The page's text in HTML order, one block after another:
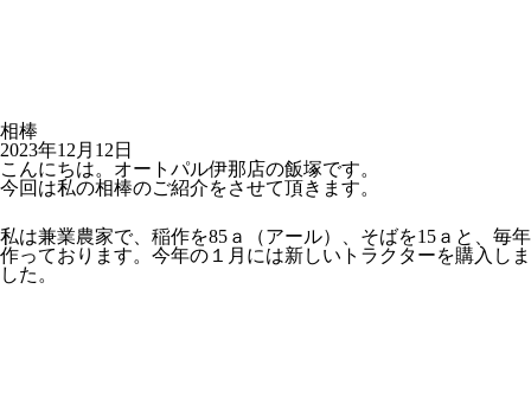
相棒
2023年12月12日
こんにちは。オートパル伊那店の飯塚です。
今回は私の相棒のご紹介をさせて頂きます。
私は兼業農家で、稲作を85ａ（アール）、そばを15ａと、毎年
作っております。今年の１月には新しいトラクターを購入しま
した。